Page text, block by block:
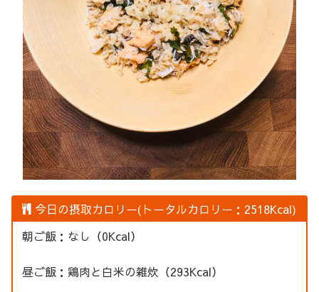
今日の摂取カロリー(トータルカロリー：2518Kcal)
朝ご飯：なし（0Kcal）
昼ご飯：鶏肉と白米の雑炊（293Kcal）